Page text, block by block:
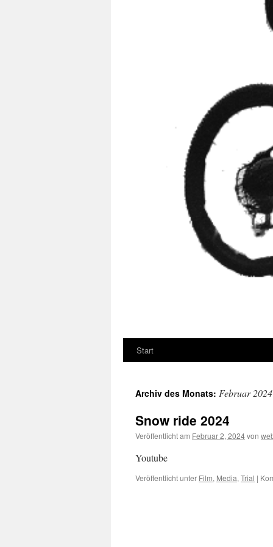
Start
Archiv des Monats: Februar 2024
Snow ride 2024
Veröffentlicht am Februar 2, 2024von
Youtube
Veröffentlicht unter Film, Media, Trial |